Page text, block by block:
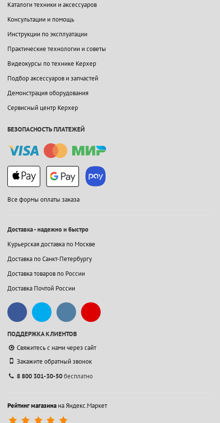
Каталоги техники и аксессуаров
Консультации и помощь
Инструкции по эксплуатации
Практические технологии и советы
Видеокурсы по технике Керхер
Подбор аксессуаров и запчастей
Демонстрация оборудования
Сервисный центр Керхер
БЕЗОПАСНОСТЬ ПЛАТЕЖЕЙ
Все формы оплаты заказа
Доставка - надежно и быстро
Курьерская доставка по Москве
Доставка по Санкт-Петербургу
Доставка товаров по России
Доставка Почтой России
ПОДДЕРЖКА КЛИЕНТОВ
Свяжитесь с нами через сайт
Закажите обратный звонок
8 800 301-30-50бесплатно
Рейтинг магазина на Яндекс.Маркет